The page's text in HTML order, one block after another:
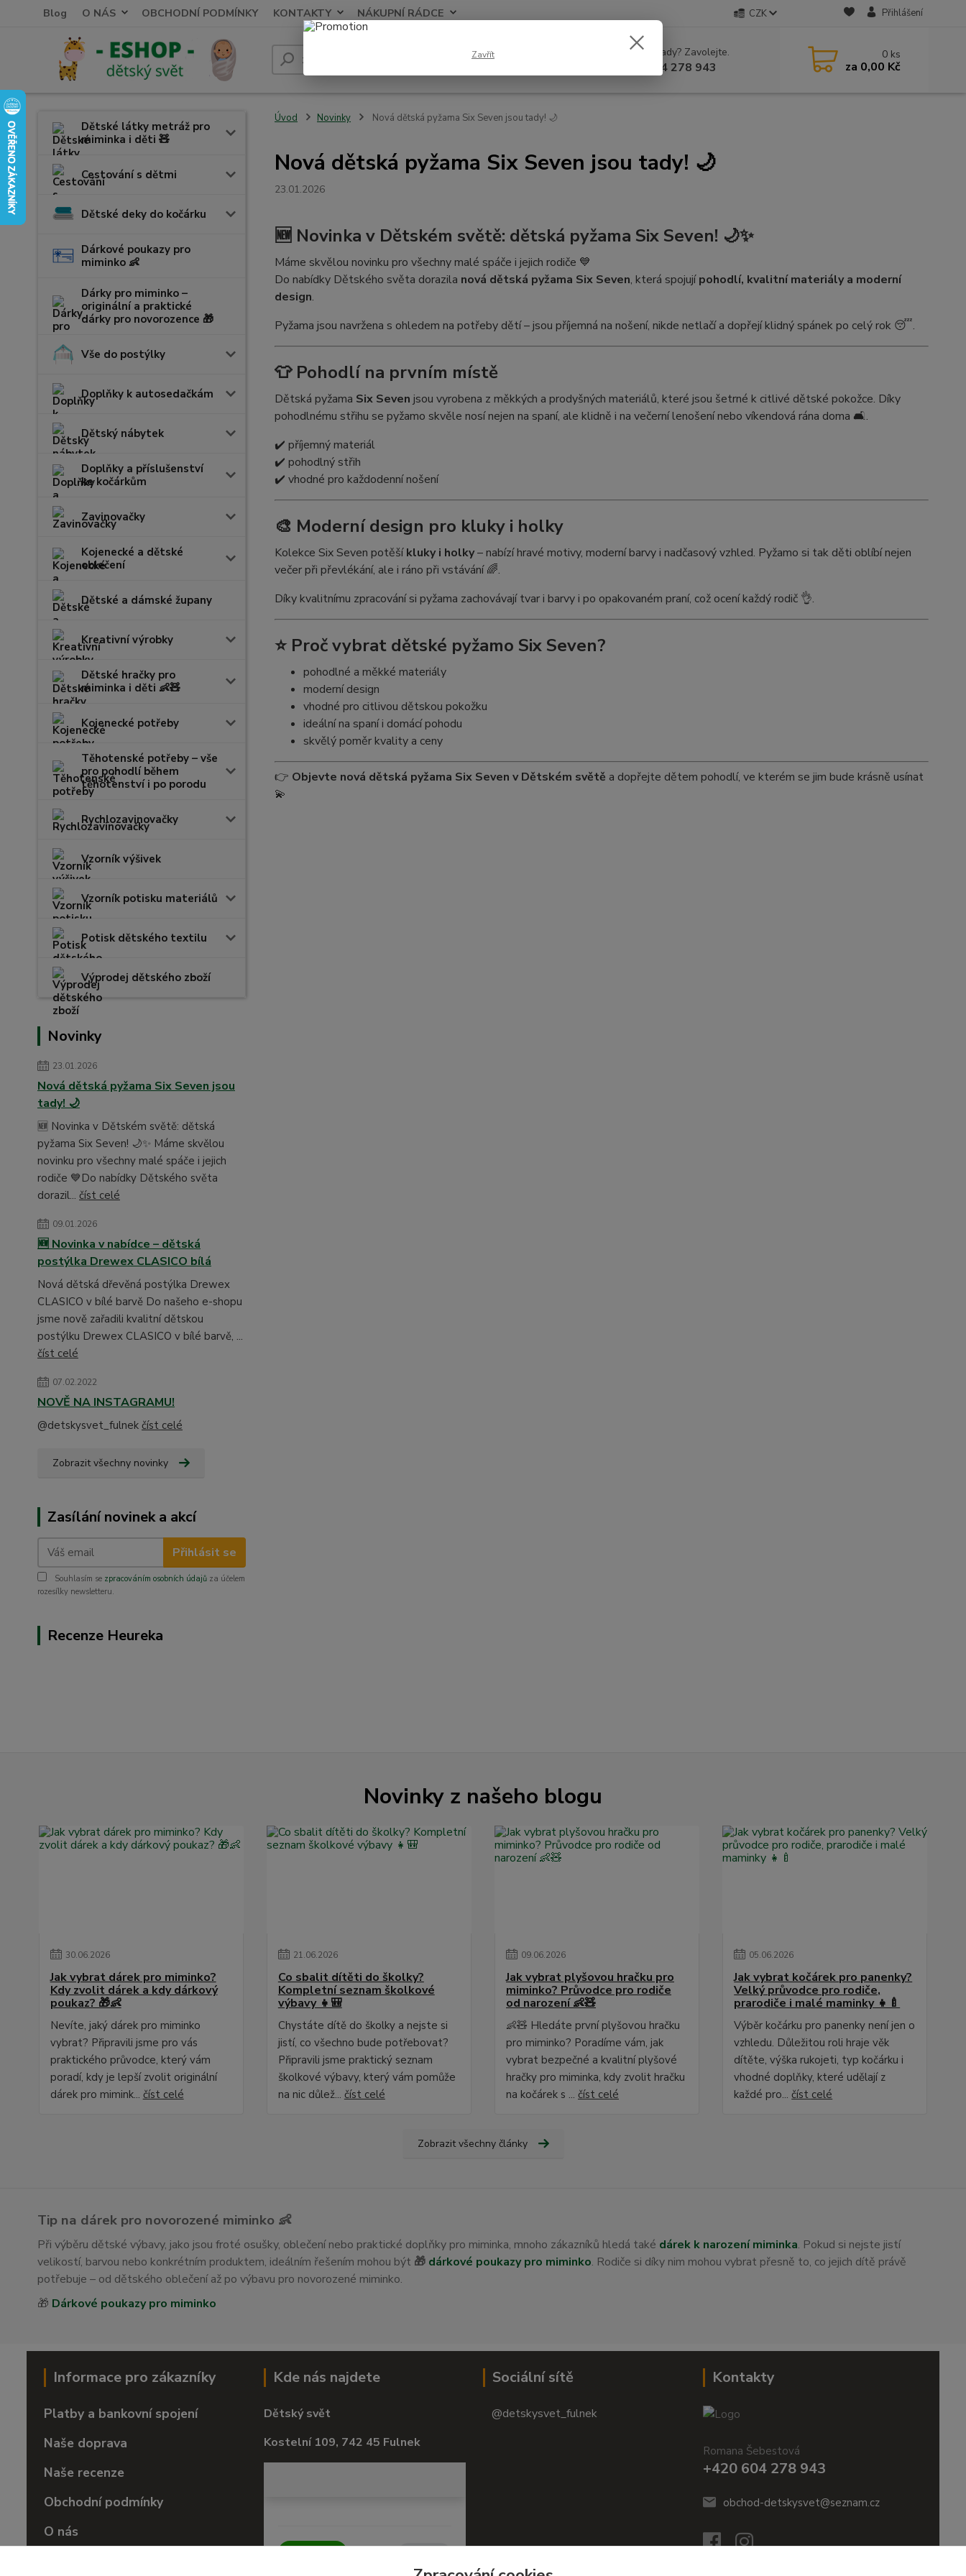
Blog O NÁS OBCHODNÍ PODMÍNKY KONTAKTY NÁKUPNÍ RÁDCE CZK Přihlášení
Hledat Nevíte si rady? Zavolejte.
+420 604 278 943
0 ks
za 0,00 Kč
Dětské látky metráž pro
miminka i děti 🧸
Cestování s dětmi
Dětské deky do kočárku
Dárkové poukazy pro
miminko 👶
Dárky pro miminko –
originální a praktické
dárky pro novorozence 🎁
Vše do postýlky
Doplňky k autosedačkám
Dětský nábytek
Doplňky a příslušenství
ke kočárkům
Zavinovačky
Kojenecké a dětské
oblečení
Dětské a dámské župany
Kreativní výrobky
Dětské hračky pro
miminka i děti 👶🧸
Kojenecké potřeby
Těhotenské potřeby – vše
pro pohodlí během
těhotenství i po porodu
Rychlozavinovačky
Vzorník výšivek
Vzorník potisku materiálů
Potisk dětského textilu
Výprodej dětského zboží
Novinky
23.01.2026
Nová dětská pyžama Six Seven jsou
tady! 🌙
🆕 Novinka v Dětském světě: dětská
pyžama Six Seven! 🌙✨ Máme skvělou
novinku pro všechny malé spáče i jejich
rodiče 💙Do nabídky Dětského světa
dorazil... číst celé
09.01.2026
🆕 Novinka v nabídce – dětská
postýlka Drewex CLASICO bílá
Nová dětská dřevěná postýlka Drewex
CLASICO v bílé barvě Do našeho e-shopu
jsme nově zařadili kvalitní dětskou
postýlku Drewex CLASICO v bílé barvě, ...
číst celé
07.02.2022
NOVĚ NA INSTAGRAMU!
@detskysvet_fulnek číst celé
Zobrazit všechny novinky
Zasílání novinek a akcí
Přihlásit se
Souhlasím se zpracováním osobních údajů za účelem
rozesílky newsletteru.
Recenze Heureka
Úvod Novinky Nová dětská pyžama Six Seven jsou tady! 🌙
Nová dětská pyžama Six Seven jsou tady! 🌙
23.01.2026
🆕 Novinka v Dětském světě: dětská pyžama Six Seven! 🌙✨
Máme skvělou novinku pro všechny malé spáče i jejich rodiče 💙
Do nabídky Dětského světa dorazila nová dětská pyžama Six Seven, která spojujípohodlí, kvalitní materiály a moderní
design.
Pyžama jsou navržena s ohledem na potřeby dětí – jsou příjemná na nošení, nikde netlačí a dopřejí klidný spánek po celý rok 😴.
👕 Pohodlí na prvním místě
Dětská pyžama Six Seven jsou vyrobena z měkkých a prodyšných materiálů, které jsou šetrné k citlivé dětské pokožce. Díky
pohodlnému střihu se pyžamo skvěle nosí nejen na spaní, ale klidně i na večerní lenošení nebo víkendová rána doma 🛋️.
✔️ příjemný materiál
✔️ pohodlný střih
✔️ vhodné pro každodenní nošení
🎨 Moderní design pro kluky i holky
Kolekce Six Seven potěšíkluky i holky– nabízí hravé motivy, moderní barvy i nadčasový vzhled. Pyžamo si tak děti oblíbí nejen
večer při převlékání, ale i ráno při vstávání 🌈.
Díky kvalitnímu zpracování si pyžama zachovávají tvar i barvy i po opakovaném praní, což ocení každý rodič 👌.
⭐ Proč vybrat dětské pyžamo Six Seven?
pohodlné a měkké materiály
moderní design
vhodné pro citlivou dětskou pokožku
ideální na spaní i domácí pohodu
skvělý poměr kvality a ceny
👉 Objevte nová dětská pyžama Six Seven v Dětském světě a dopřejte dětem pohodlí, ve kterém se jim bude krásně usínat
💫
Novinky z našeho blogu
30.06.2026
Jak vybrat dárek pro miminko?
Kdy zvolit dárek a kdy dárkový
poukaz? 🎁👶
Nevíte, jaký dárek pro miminko
vybrat? Připravili jsme pro vás
praktického průvodce, který vám
poradí, kdy je lepší zvolit originální
dárek pro mimink... číst celé
21.06.2026
Co sbalit dítěti do školky?
Kompletní seznam školkové
výbavy 👧🎒
Chystáte dítě do školky a nejste si
jistí, co všechno bude potřebovat?
Připravili jsme praktický seznam
školkové výbavy, který vám pomůže
na nic důlež... číst celé
09.06.2026
Jak vybrat plyšovou hračku pro
miminko? Průvodce pro rodiče
od narození 👶🧸
👶🧸 Hledáte první plyšovou hračku
pro miminko? Poradíme vám, jak
vybrat bezpečné a kvalitní plyšové
hračky pro miminka, kdy zvolit hračku
na kočárek s ... číst celé
05.06.2026
Jak vybrat kočárek pro panenky?
Velký průvodce pro rodiče,
prarodiče i malé maminky 👧🍼
Výběr kočárku pro panenky není jen o
vzhledu. Důležitou roli hraje věk
dítěte, výška rukojeti, typ kočárku i
vhodné doplňky, které udělají z
každé pro...číst celé
Zobrazit všechny články
Tip na dárek pro novorozené miminko 👶
Při výběru dětské výbavy, jako jsou froté osušky, oblečení nebo praktické doplňky pro miminka, mnoho zákazníků hledá také dárek k narození miminka. Pokud si nejste jistí
velikostí, barvou nebo konkrétním produktem, ideálním řešením mohou být 🎁 dárkové poukazy pro miminko. Rodiče si díky nim mohou vybrat přesně to, co jejich dítě právě
potřebuje – od dětského oblečení až po výbavu pro novorozené miminko.
🎁 Dárkové poukazy pro miminko
Informace pro zákazníky
Platby a bankovní spojení
Naše doprava
Naše recenze
Obchodní podmínky
O nás
Kde nás najdete
Dětský svět
Kostelní 109, 742 45 Fulnek
Sociální sítě
@detskysvet_fulnek
Kontakty
Romana Šebestová
+420 604 278 943
obchod-detskysvet@seznam.cz
Zavřít